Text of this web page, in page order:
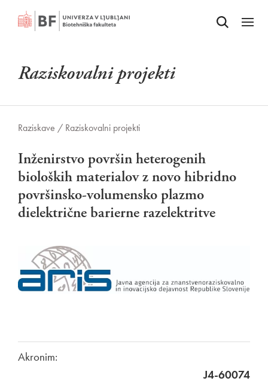
Odpri iskalnik
Odpri
Raziskovalni projekti
Raziskave / Raziskovalni projekti
Inženirstvo površin heterogenih
bioloških materialov z novo hibridno
površinsko-volumensko plazmo
dielektrične barierne razelektritve
Akronim:
J4-60074